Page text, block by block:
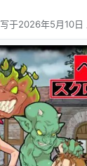
写于2026年5月10日
最后由 编辑